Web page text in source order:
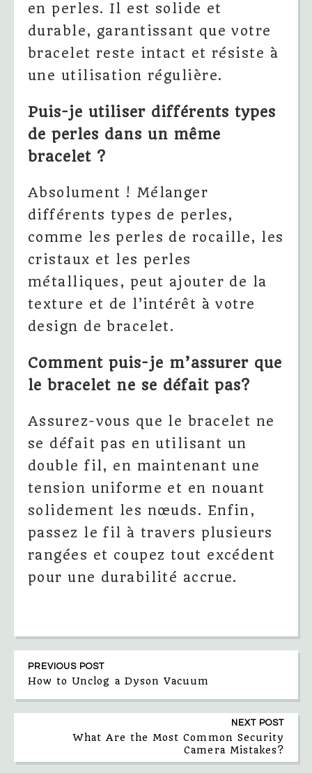
en perles. Il est solide et
durable, garantissant que votre
bracelet reste intact et résiste à
une utilisation régulière.
Puis-je utiliser différents types
de perles dans un même
bracelet ?
Absolument ! Mélanger
différents types de perles,
comme les perles de rocaille, les
cristaux et les perles
métalliques, peut ajouter de la
texture et de l’intérêt à votre
design de bracelet.
Comment puis-je m’assurer que
le bracelet ne se défait pas?
Assurez-vous que le bracelet ne
se défait pas en utilisant un
double fil, en maintenant une
tension uniforme et en nouant
solidement les nœuds. Enfin,
passez le fil à travers plusieurs
rangées et coupez tout excédent
pour une durabilité accrue.
PREVIOUS POST
How to Unclog a Dyson Vacuum
NEXT POST
What Are the Most Common Security
Camera Mistakes?